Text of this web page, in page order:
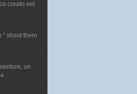
creato nel
" shoot them
un